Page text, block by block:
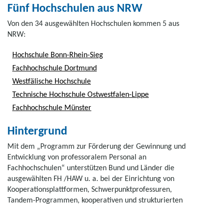
Fünf Hochschulen aus NRW
Von den 34 ausgewählten Hochschulen kommen 5 aus
NRW:
Hochschule Bonn-Rhein-Sieg
Fachhochschule Dortmund
Westfälische Hochschule
Technische Hochschule Ostwestfalen-Lippe
Fachhochschule Münster
Hintergrund
Mit dem „Programm zur Förderung der Gewinnung und
Entwicklung von professoralem Personal an
Fachhochschulen“ unterstützen Bund und Länder die
ausgewählten FH /HAW u. a. bei der Einrichtung von
Kooperationsplattformen, Schwerpunktprofessuren,
Tandem-Programmen, kooperativen und strukturierten